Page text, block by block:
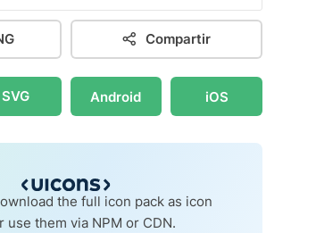
Compartir
SVG Android iOS
the full icon pack as icon
use them via NPM or CDN.